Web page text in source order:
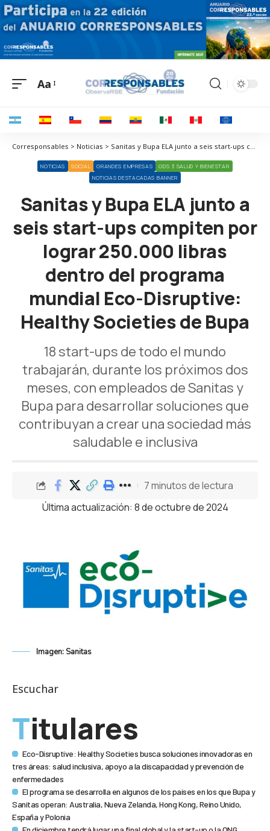
Aa
Corresponsables > Noticias > Sanitas y Bupa ELA junto a seis start-ups compiten por lograr 250.000 libras dentro del programa mundial Eco-Disruptive: Healthy Societies de Bupa
NOTICIAS SOCIAL GRANDES EMPRESAS
ODS 3 SALUD Y BIENESTAR
NOTICIAS DESTACADAS BANNER
Sanitas y Bupa ELA junto a
seis start-ups compiten por
lograr 250.000 libras
dentro del programa
mundial Eco-Disruptive:
Healthy Societies de Bupa
18 start-ups de todo el mundo
trabajarán, durante los próximos dos
meses, con empleados de Sanitas y
Bupa para desarrollar soluciones que
contribuyan a crear una sociedad más
saludable e inclusiva
Última actualización: 8 de octubre de 2024
7 minutos de lectura
Imagen: Sanitas
Escuchar
Titulares
Eco-Disruptive: Healthy Societies busca soluciones innovadoras en
tres áreas: salud inclusiva, apoyo a la discapacidad y prevención de
enfermedades
El programa se desarrolla en algunos de los países en los que Bupa y
Sanitas operan: Australia, Nueva Zelanda, Hong Kong, Reino Unido,
España y Polonia